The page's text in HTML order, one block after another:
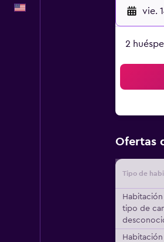
vie.
2
Ofertas
Tipo de
Habitación
tipo de
Habitación